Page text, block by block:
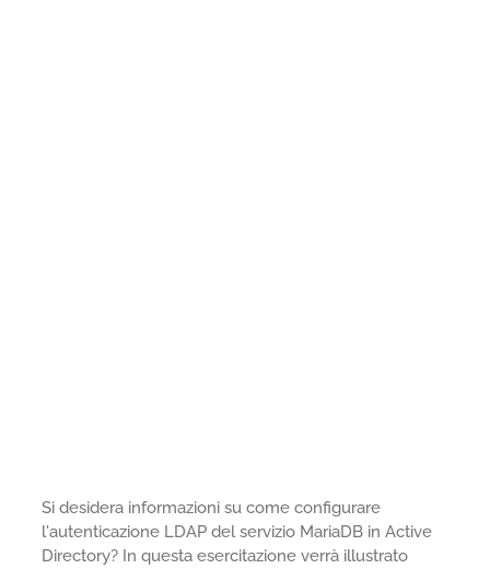
Si desidera informazioni su come configurare
l'autenticazione LDAP del servizio MariaDB in Active
Directory? In questa esercitazione verrà illustrato